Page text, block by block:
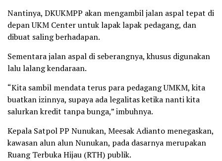
Nantinya, DKUKMPP akan mengambil jalan aspal tepat di
depan UKM Center untuk lapak lapak pedagang, dan
dibuat saling berhadapan.
Sementara jalan aspal di seberangnya, khusus digunakan
lalu lalang kendaraan.
“Kita sambil mendata terus para pedagang UMKM, kita
buatkan izinnya, supaya ada legalitas ketika nanti kita
salurkan kredit tanpa bunga,” imbuhnya.
Kepala Satpol PP Nunukan, Meesak Adianto menegaskan,
kawasan alun alun Nunukan, pada dasarnya merupakan
Ruang Terbuka Hijau (RTH) publik.